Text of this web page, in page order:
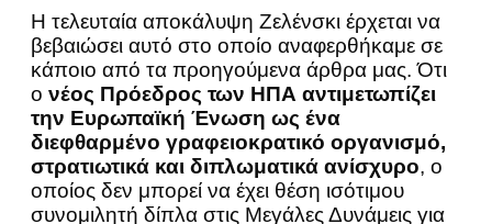
Η τελευταία αποκάλυψη Ζελένσκι έρχεται να
βεβαιώσει αυτό στο οποίο αναφερθήκαμε σε
κάποιο από τα προηγούμενα άρθρα μας. Ότι
ο νέος Πρόεδρος των ΗΠΑ αντιμετωπίζει
την Ευρωπαϊκή Ένωση ως ένα
διεφθαρμένο γραφειοκρατικό οργανισμό,
στρατιωτικά και διπλωματικά ανίσχυρο, ο
οποίος δεν μπορεί να έχει θέση ισότιμου
συνομιλητή δίπλα στις Μεγάλες Δυνάμεις για